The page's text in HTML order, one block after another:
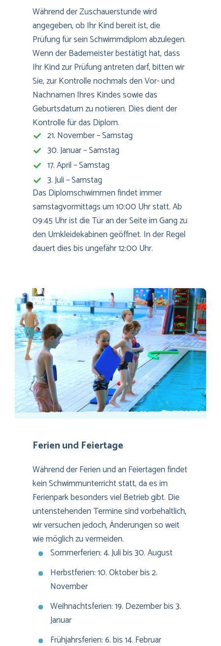
Während der Zuschauerstunde wird
angegeben, ob Ihr Kind bereit ist, die
Prüfung für sein Schwimmdiplom abzulegen.
Wenn der Bademeister bestätigt hat, dass
Ihr Kind zur Prüfung antreten darf, bitten wir
Sie, zur Kontrolle nochmals den Vor- und
Nachnamen Ihres Kindes sowie das
Geburtsdatum zu notieren. Dies dient der
Kontrolle für das Diplom.
21. November – Samstag
30. Januar – Samstag
17. April – Samstag
3. Juli – Samstag
Das Diplomschwimmen findet immer
samstagvormittags um 10:00 Uhr statt. Ab
09:45 Uhr ist die Tür an der Seite im Gang zu
den Umkleidekabinen geöffnet. In der Regel
dauert dies bis ungefähr 12:00 Uhr.
Ferien und Feiertage
Während der Ferien und an Feiertagen findet
kein Schwimmunterricht statt, da es im
Ferienpark besonders viel Betrieb gibt. Die
untenstehenden Termine sind vorbehaltlich,
wir versuchen jedoch, Änderungen so weit
wie möglich zu vermeiden.
Sommerferien: 4. Juli bis 30. August
Herbstferien: 10. Oktober bis 2.
November
Weihnachtsferien: 19. Dezember bis 3.
Januar
Frühjahrsferien: 6. bis 14. Februar